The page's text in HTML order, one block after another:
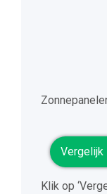
Vergelijk
Klik op